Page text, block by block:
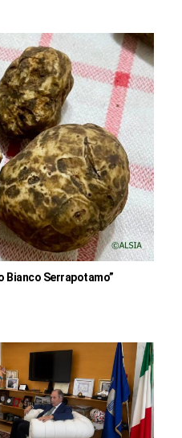
Bianco Serrapotamo”